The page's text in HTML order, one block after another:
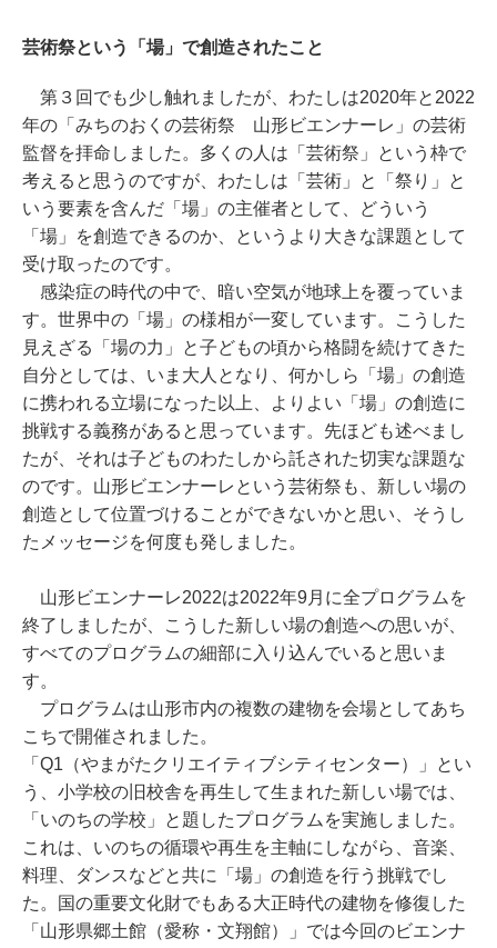
芸術祭という「場」で創造されたこと
第３回でも少し触れましたが、わたしは2020年と2022
年の「みちのおくの芸術祭 山形ビエンナーレ」の芸術
監督を拝命しました。多くの人は「芸術祭」という枠で
考えると思うのですが、わたしは「芸術」と「祭り」と
いう要素を含んだ「場」の主催者として、どういう
「場」を創造できるのか、というより大きな課題として
受け取ったのです。
感染症の時代の中で、暗い空気が地球上を覆っていま
す。世界中の「場」の様相が一変しています。こうした
見えざる「場の力」と子どもの頃から格闘を続けてきた
自分としては、いま大人となり、何かしら「場」の創造
に携われる立場になった以上、よりよい「場」の創造に
挑戦する義務があると思っています。先ほども述べまし
たが、それは子どものわたしから託された切実な課題な
のです。山形ビエンナーレという芸術祭も、新しい場の
創造として位置づけることができないかと思い、そうし
たメッセージを何度も発しました。
山形ビエンナーレ2022は2022年9月に全プログラムを
終了しましたが、こうした新しい場の創造への思いが、
すべてのプログラムの細部に入り込んでいると思いま
す。
プログラムは山形市内の複数の建物を会場としてあち
こちで開催されました。
「Q1（やまがたクリエイティブシティセンター）」とい
う、小学校の旧校舎を再生して生まれた新しい場では、
「いのちの学校」と題したプログラムを実施しました。
これは、いのちの循環や再生を主軸にしながら、音楽、
料理、ダンスなどと共に「場」の創造を行う挑戦でし
た。国の重要文化財でもある大正時代の建物を修復した
「山形県郷土館（愛称・文翔館）」では今回のビエンナ